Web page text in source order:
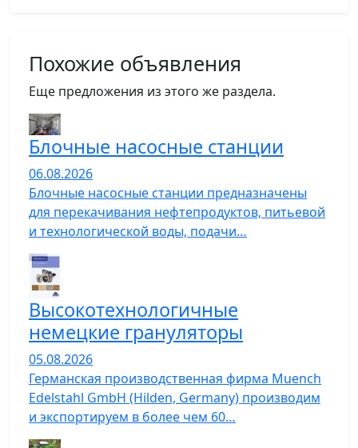
Похожие объявления
Еще предложения из этого же раздела.
Блочные насосные станции
06.08.2026
Блочные насосные станции предназначены
для перекачивания нефтепродуктов, питьевой
и технологической воды, подачи…
Высокотехнологичные
немецкие грануляторы
05.08.2026
Германская производственная фирма Muench
Edelstahl GmbH (Hilden, Germany) производим
и экспортируем в более чем 60…